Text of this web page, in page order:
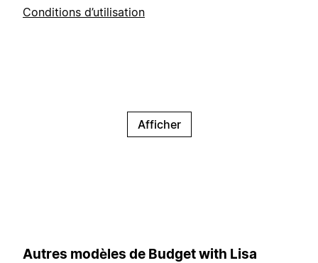
Conditions d’utilisation
Afficher
Autres modèles de Budget with Lisa